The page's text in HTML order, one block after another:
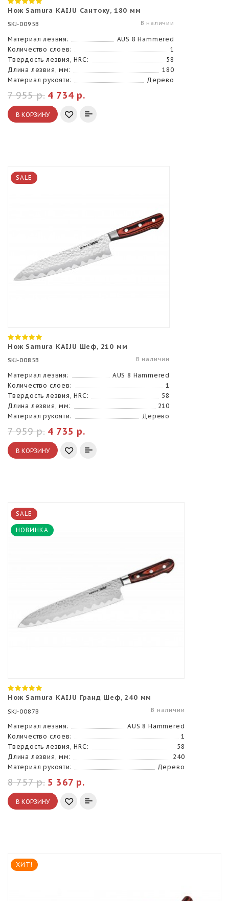
Нож Samura KAIJU Сантоку, 180 мм
SKJ-0095B В наличии
Материал лезвия:
AUS 8 Hammered
Количество слоев:
1
Твердость лезвия, HRC:
58
Длина лезвия, мм:
180
Материал рукояти:
Дерево
4 734 р.
7 955 р.
В КОРЗИНУ
SALE
Нож Samura KAIJU Шеф, 210 мм
SKJ-0085B В наличии
Материал лезвия:
AUS 8 Hammered
Количество слоев:
1
Твердость лезвия, HRC:
58
Длина лезвия, мм:
210
Материал рукояти:
Дерево
4 735 р.
7 959 р.
В КОРЗИНУ
SALE
НОВИНКА
Нож Samura KAIJU Гранд Шеф, 240 мм
SKJ-0087B В наличии
Материал лезвия:
AUS 8 Hammered
Количество слоев:
1
Твердость лезвия, HRC:
58
Длина лезвия, мм:
240
Материал рукояти:
Дерево
5 367 р.
8 757 р.
В КОРЗИНУ
ХИТ!